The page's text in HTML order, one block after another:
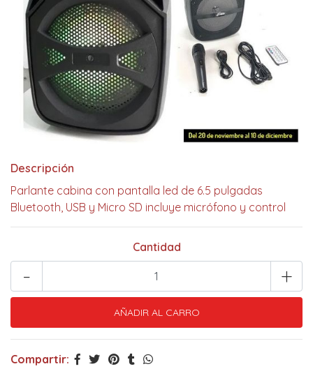
Descripción
Parlante cabina con pantalla led de 6.5 pulgadas
Bluetooth, USB y Micro SD incluye micrófono y control
Cantidad
+
-
Compartir: